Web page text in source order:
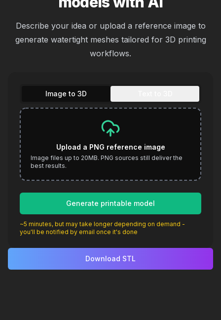
Describe your idea or upload a reference image to
generate watertight meshes tailored for 3D printing
workflows.
Image to 3D
Upload a PNG reference image
Image files up to 20MB. PNG sources still deliver the
best results.
Generate printable model
~5 minutes, but may take longer depending on demand -
you'll be notified by email once it's done
Download STL